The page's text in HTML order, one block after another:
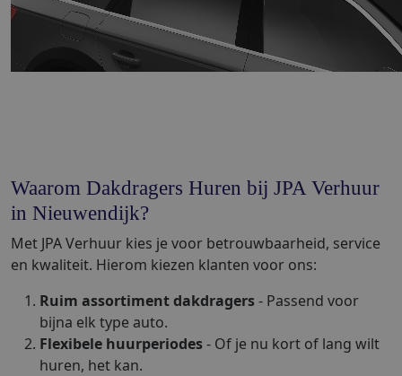
Waarom Dakdragers Huren bij JPA Verhuur
in Nieuwendijk?
Met JPA Verhuur kies je voor betrouwbaarheid, service
en kwaliteit. Hierom kiezen klanten voor ons:
Ruim assortiment dakdragers- Passend voor
bijna elk type auto.
Flexibele huurperiodes- Of je nu kort of lang wilt
huren, het kan.